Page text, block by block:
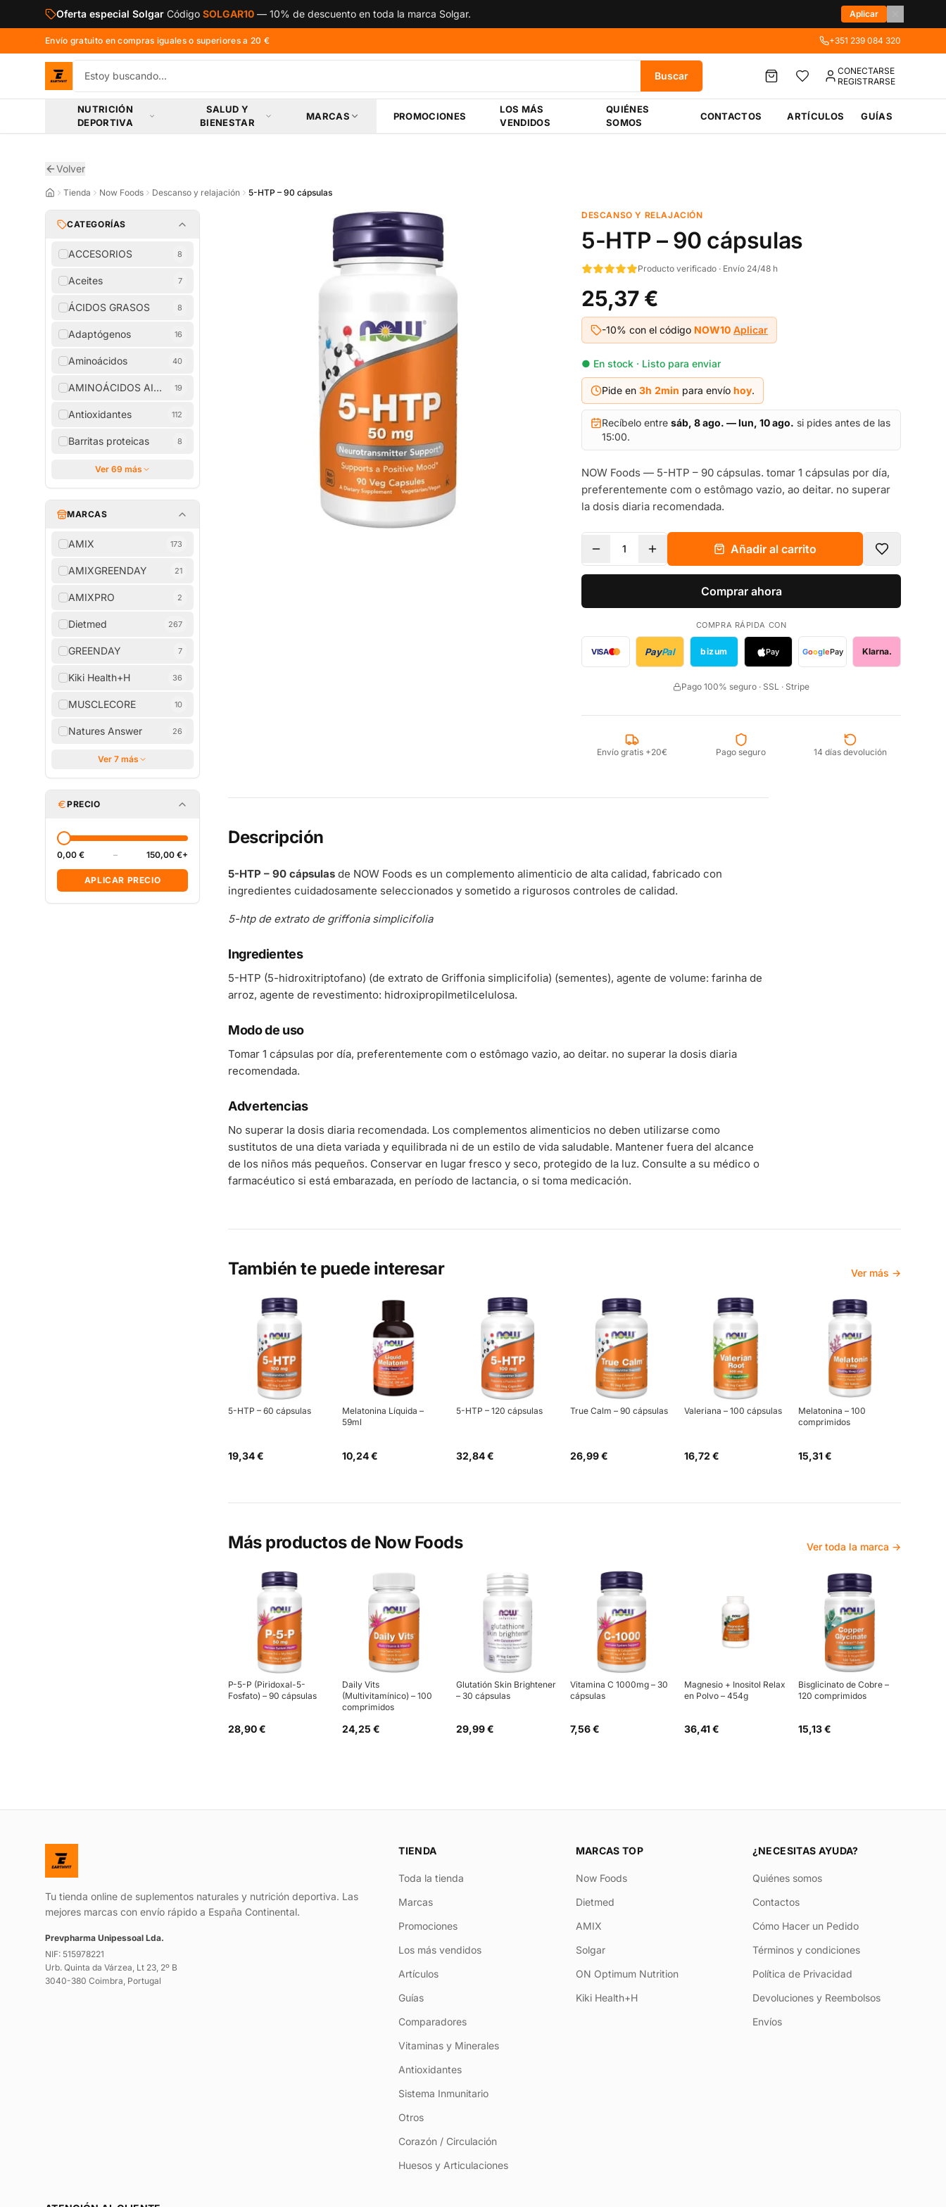
Saltar al contenido principal
Oferta especial Solgar Código SOLGAR10 — 10% de descuento en toda la marca Solgar. Aplicar
Envío gratuito en compras iguales o superiores a 20 € +351 239 084 320
Buscar
CONECTARSE
REGISTRARSE
NUTRICIÓN
DEPORTIVA
SALUD Y
BIENESTAR
MARCAS PROMOCIONES
LOS MÁS
VENDIDOS
QUIÉNES
SOMOS
CONTACTOS ARTÍCULOS GUÍAS
Volver
Tienda Now Foods Descanso y relajación 5-HTP – 90 cápsulas
CATEGORÍAS
ACCESORIOS 8
Aceites 7
ÁCIDOS GRASOS 8
Adaptógenos 16
Aminoácidos 40
AMINOÁCIDOS AISLADOS
19
Antioxidantes 112
Barritas proteicas 8
Ver 69 más
MARCAS
AMIX 173
AMIXGREENDAY 21
AMIXPRO 2
Dietmed 267
GREENDAY 7
Kiki Health+H 36
MUSCLECORE 10
Natures Answer 26
Ver 7 más
PRECIO
0,00 € – 150,00 €+
APLICAR PRECIO
DESCANSO Y RELAJACIÓN
5-HTP – 90 cápsulas
Producto verificado · Envío 24/48 h
25,37 €
-10% con el código NOW10 Aplicar
● En stock · Listo para enviar
Pide en 3h 2min para envío hoy.
Recíbelo entre sáb, 8 ago. — lun, 10 ago. si pides antes de las
15:00.
NOW Foods — 5-HTP – 90 cápsulas. tomar 1 cápsulas por día,
preferentemente com o estômago vazio, ao deitar. no superar
la dosis diaria recomendada.
1 Añadir al carrito
Comprar ahora
COMPRA RÁPIDA CON
VISA PayPal bizum Pay GooglePay Klarna.
Pago 100% seguro · SSL · Stripe
Envío gratis +20€ Pago seguro 14 días devolución
Descripción
5-HTP – 90 cápsulas de NOW Foods es un complemento alimenticio de alta calidad, fabricado con
ingredientes cuidadosamente seleccionados y sometido a rigurosos controles de calidad.
5-htp de extrato de griffonia simplicifolia
Ingredientes
5-HTP (5-hidroxitriptofano) (de extrato de Griffonia simplicifolia) (sementes), agente de volume: farinha de
arroz, agente de revestimento: hidroxipropilmetilcelulosa.
Modo de uso
Tomar 1 cápsulas por día, preferentemente com o estômago vazio, ao deitar. no superar la dosis diaria
recomendada.
Advertencias
No superar la dosis diaria recomendada. Los complementos alimenticios no deben utilizarse como
sustitutos de una dieta variada y equilibrada ni de un estilo de vida saludable. Mantener fuera del alcance
de los niños más pequeños. Conservar en lugar fresco y seco, protegido de la luz. Consulte a su médico o
farmacéutico si está embarazada, en período de lactancia, o si toma medicación.
También te puede interesar Ver más →
5-HTP – 60 cápsulas
19,34 €
Melatonina Líquida –
59ml
10,24 €
5-HTP – 120 cápsulas
32,84 €
True Calm – 90 cápsulas
26,99 €
Valeriana – 100 cápsulas
16,72 €
Melatonina – 100
comprimidos
15,31 €
Más productos de Now Foods Ver toda la marca →
P-5-P (Piridoxal-5-
Fosfato) – 90 cápsulas
28,90 €
Daily Vits
(Multivitamínico) – 100
comprimidos
24,25 €
Glutatión Skin Brightener
– 30 cápsulas
29,99 €
Vitamina C 1000mg – 30
cápsulas
7,56 €
Magnesio + Inositol Relax
en Polvo – 454g
36,41 €
Bisglicinato de Cobre –
120 comprimidos
15,13 €
Tu tienda online de suplementos naturales y nutrición deportiva. Las
mejores marcas con envío rápido a España Continental.
Prevpharma Unipessoal Lda.
NIF: 515978221
Urb. Quinta da Várzea, Lt 23, 2º B
3040-380 Coimbra, Portugal
TIENDA
Toda la tienda
Marcas
Promociones
Los más vendidos
Artículos
Guías
Comparadores
Vitaminas y Minerales
Antioxidantes
Sistema Inmunitario
Otros
Corazón / Circulación
Huesos y Articulaciones
MARCAS TOP
Now Foods
Dietmed
AMIX
Solgar
ON Optimum Nutrition
Kiki Health+H
¿NECESITAS AYUDA?
Quiénes somos
Contactos
Cómo Hacer un Pedido
Términos y condiciones
Política de Privacidad
Devoluciones y Reembolsos
Envíos